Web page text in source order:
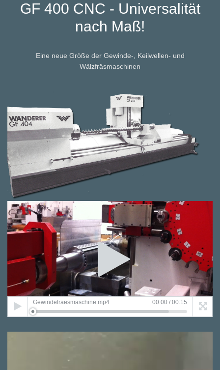
GF 400 CNC - Universalität
nach Maß!
Eine neue Größe der Gewinde-, Keilwellen- und
Wälzfräsmaschinen
Video
Player
Gewindefraesmaschine.mp4 00:00 / 00:15